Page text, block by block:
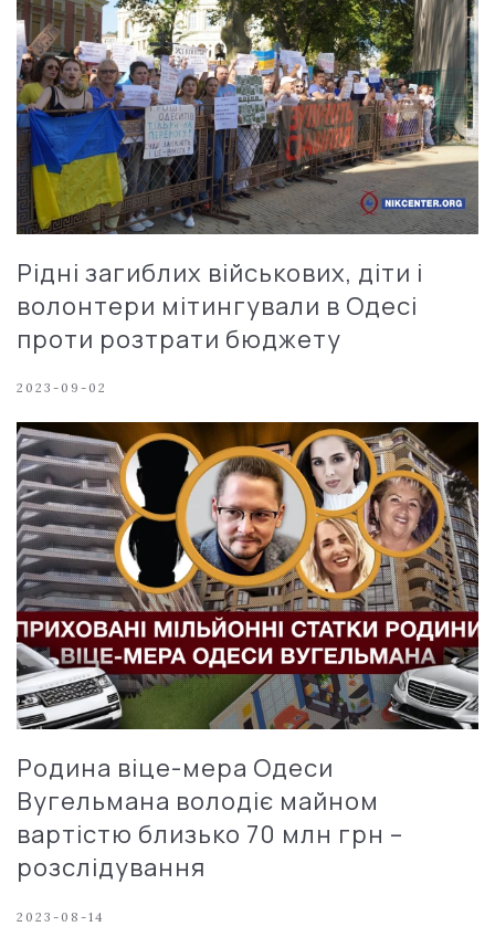
Рідні загиблих військових, діти і
волонтери мітингували в Одесі
проти розтрати бюджету
2023-09-02
Родина віце-мера Одеси
Вугельмана володіє майном
вартістю близько 70 млн грн –
розслідування
2023-08-14